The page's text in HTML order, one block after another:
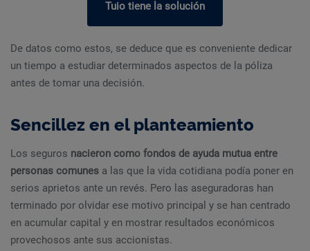
Tuio tiene la solución
De datos como estos, se deduce que es conveniente dedicar
un tiempo a estudiar determinados aspectos de la póliza
antes de tomar una decisión.
Sencillez en el planteamiento
Los seguros nacieron como fondos de ayuda mutua entre
personas comunes a las que la vida cotidiana podía poner en
serios aprietos ante un revés. Pero las aseguradoras han
terminado por olvidar ese motivo principal y se han centrado
en acumular capital y en mostrar resultados económicos
provechosos ante sus accionistas.